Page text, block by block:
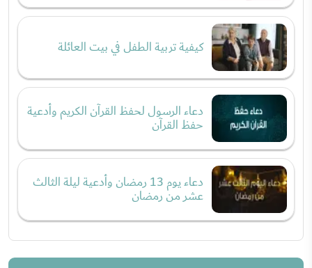
كيفية تربية الطفل في بيت العائلة
دعاء الرسول لحفظ القرآن الكريم وأدعية
حفظ القرآن
دعاء يوم 13 رمضان وأدعية ليلة الثالث
عشر من رمضان